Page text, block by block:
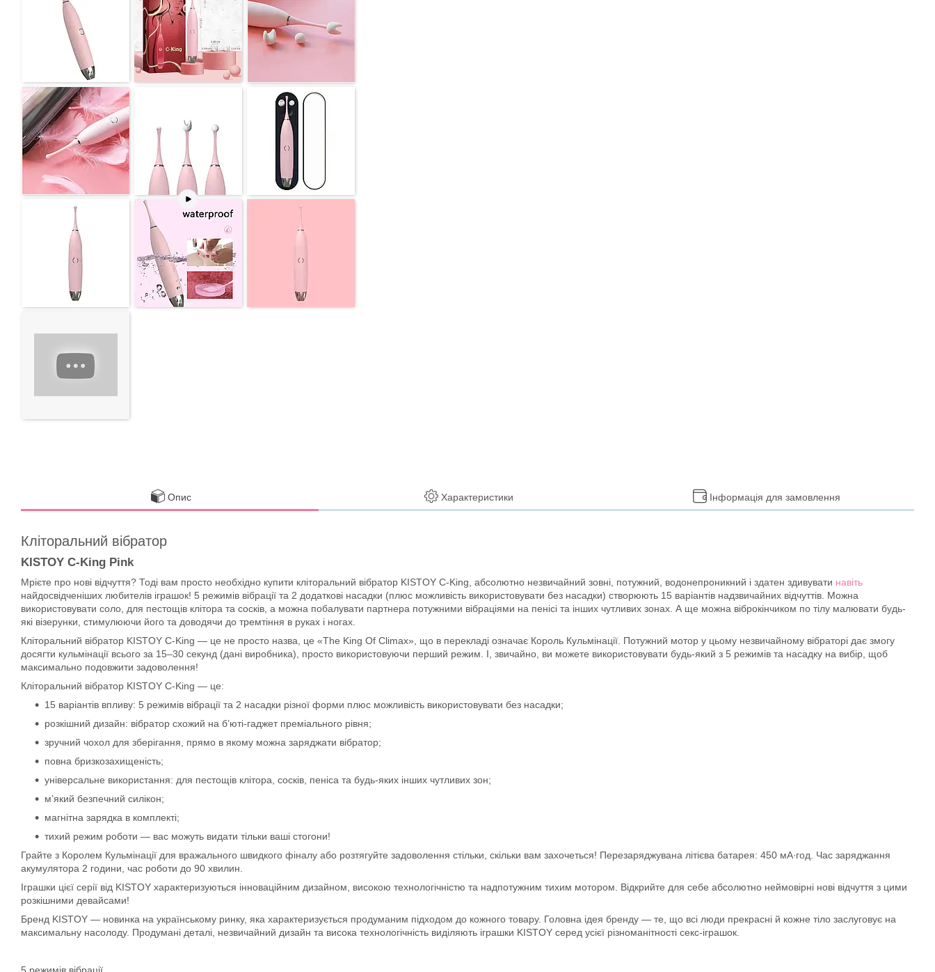
Опис Характеристики Інформація для замовлення
Кліторальний вібратор
KISTOY C-King Pink
Мрієте про нові відчуття? Тоді вам просто необхідно купити кліторальний вібратор KISTOY C-King, абсолютно незвичайний зовні, потужний, водонепроникний і здатен здивувати навіть
найдосвідченіших любителів іграшок! 5 режимів вібрації та 2 додаткові насадки (плюс можливість використовувати без насадки) створюють 15 варіантів надзвичайних відчуттів. Можна
використовувати соло, для пестощів клітора та сосків, а можна побалувати партнера потужними вібраціями на пенісі та інших чутливих зонах. А ще можна віброкінчиком по тілу малювати будь-
які візерунки, стимулюючи його та доводячи до тремтіння в руках і ногах.
Кліторальний вібратор KISTOY C-King — це не просто назва, це «The King Of Climax», що в перекладі означає Король Кульмінації. Потужний мотор у цьому незвичайному вібраторі дає змогу
досягти кульмінації всього за 15–30 секунд (дані виробника), просто використовуючи перший режим. І, звичайно, ви можете використовувати будь-який з 5 режимів та насадку на вибір, щоб
максимально подовжити задоволення!
Кліторальний вібратор KISTOY C-King — це:
15 варіантів впливу: 5 режимів вібрації та 2 насадки різної форми плюс можливість використовувати без насадки;
розкішний дизайн: вібратор схожий на б’юті-гаджет преміального рівня;
зручний чохол для зберігання, прямо в якому можна заряджати вібратор;
повна бризкозахищеність;
універсальне використання: для пестощів клітора, сосків, пеніса та будь-яких інших чутливих зон;
м’який безпечний силікон;
магнітна зарядка в комплекті;
тихий режим роботи — вас можуть видати тільки ваші стогони!
Грайте з Королем Кульмінації для вражального швидкого фіналу або розтягуйте задоволення стільки, скільки вам захочеться! Перезаряджувана літієва батарея: 450 мА∙год. Час заряджання
акумулятора 2 години, час роботи до 90 хвилин.
Іграшки цієї серії від KISTOY характеризуються інноваційним дизайном, високою технологічністю та надпотужним тихим мотором. Відкрийте для себе абсолютно неймовірні нові відчуття з цими
розкішними девайсами!
Бренд KISTOY — новинка на українському ринку, яка характеризується продуманим підходом до кожного товару. Головна ідея бренду — те, що всі люди прекрасні й кожне тіло заслуговує на
максимальну насолоду. Продумані деталі, незвичайний дизайн та висока технологічність виділяють іграшки KISTOY серед усієї різноманітності секс-іграшок.